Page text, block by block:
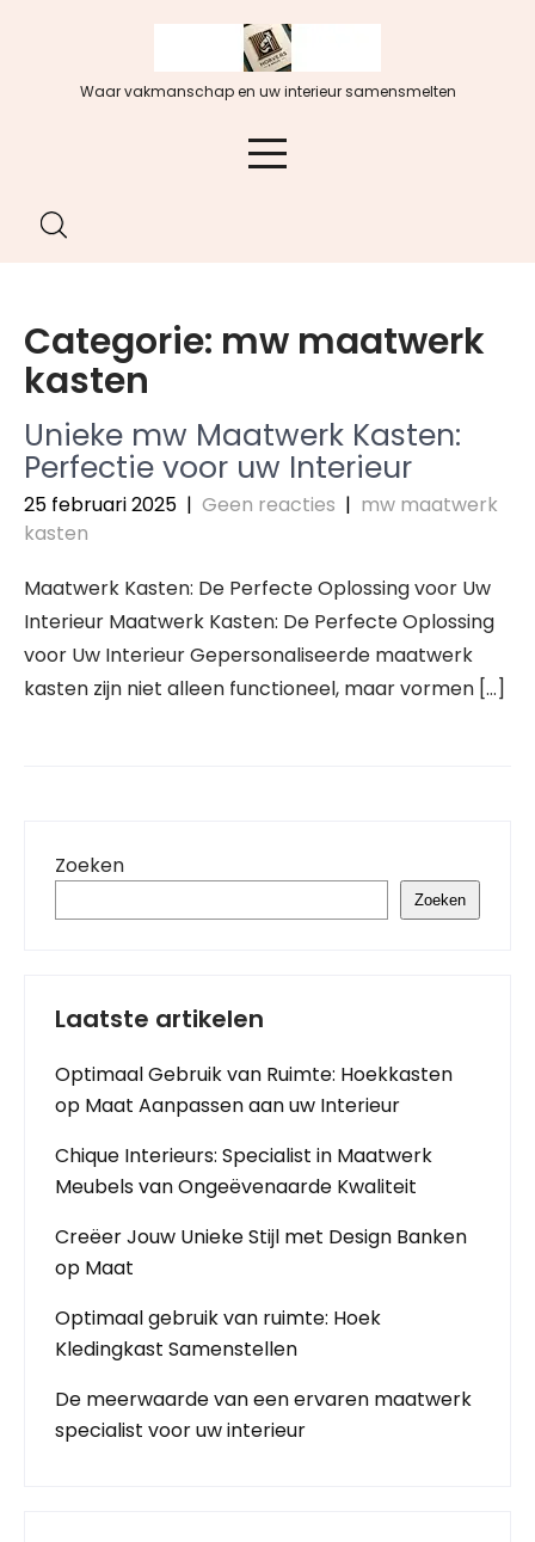
Waar vakmanschap en uw interieur samensmelten
Categorie: mw maatwerk
kasten
Unieke mw Maatwerk Kasten:
Perfectie voor uw Interieur
25 februari 2025 | Geen reacties | mw maatwerk
kasten
Maatwerk Kasten: De Perfecte Oplossing voor Uw
Interieur Maatwerk Kasten: De Perfecte Oplossing
voor Uw Interieur Gepersonaliseerde maatwerk
kasten zijn niet alleen functioneel, maar vormen […]
Zoeken
Zoeken
Laatste artikelen
Optimaal Gebruik van Ruimte: Hoekkasten
op Maat Aanpassen aan uw Interieur
Chique Interieurs: Specialist in Maatwerk
Meubels van Ongeëvenaarde Kwaliteit
Creëer Jouw Unieke Stijl met Design Banken
op Maat
Optimaal gebruik van ruimte: Hoek
Kledingkast Samenstellen
De meerwaarde van een ervaren maatwerk
specialist voor uw interieur